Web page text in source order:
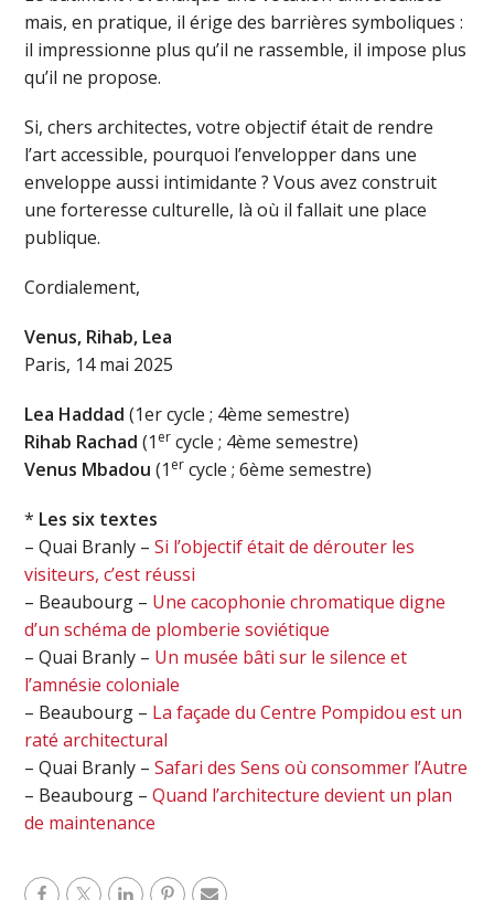
mais, en pratique, il érige des barrières symboliques :
il impressionne plus qu’il ne rassemble, il impose plus
qu’il ne propose.
Si, chers architectes, votre objectif était de rendre
l’art accessible, pourquoi l’envelopper dans une
enveloppe aussi intimidante ? Vous avez construit
une forteresse culturelle, là où il fallait une place
publique.
Cordialement,
Venus, Rihab, Lea
Paris, 14 mai 2025
Lea Haddad(1er cycle ; 4ème semestre)
Rihab Rachad (1 er cycle ; 4ème semestre)
Venus Mbadou (1 er cycle ; 6ème semestre)
* Les six textes
– Quai Branly –Si l’objectif était de dérouter les
visiteurs, c’est réussi
– Beaubourg – Une cacophonie chromatique digne
d’un schéma de plomberie soviétique
– Quai Branly – Un musée bâti sur le silence et
l’amnésie coloniale
– Beaubourg – La façade du Centre Pompidou est un
raté architectural
– Quai Branly –Safari des Sens où consommer l’Autre
– Beaubourg –Quand l’architecture devient un plan
de maintenance